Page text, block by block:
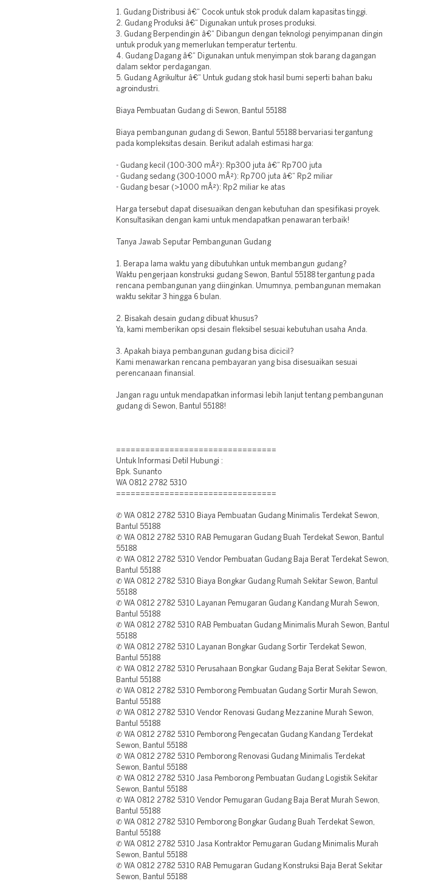
1. Gudang Distribusi â€“ Cocok untuk stok produk dalam kapasitas tinggi.
2. Gudang Produksi â€“ Digunakan untuk proses produksi.
3. Gudang Berpendingin â€“ Dibangun dengan teknologi penyimpanan dingin
untuk produk yang memerlukan temperatur tertentu.
4. Gudang Dagang â€“ Digunakan untuk menyimpan stok barang dagangan
dalam sektor perdagangan.
5. Gudang Agrikultur â€“ Untuk gudang stok hasil bumi seperti bahan baku
agroindustri.
Biaya Pembuatan Gudang di Sewon, Bantul 55188
Biaya pembangunan gudang di Sewon, Bantul 55188 bervariasi tergantung
pada kompleksitas desain. Berikut adalah estimasi harga:
- Gudang kecil (100-300 mÂ²): Rp300 juta â€“ Rp700 juta
- Gudang sedang (300-1000 mÂ²): Rp700 juta â€“ Rp2 miliar
- Gudang besar (>1000 mÂ²): Rp2 miliar ke atas
Harga tersebut dapat disesuaikan dengan kebutuhan dan spesifikasi proyek.
Konsultasikan dengan kami untuk mendapatkan penawaran terbaik!
Tanya Jawab Seputar Pembangunan Gudang
1. Berapa lama waktu yang dibutuhkan untuk membangun gudang?
Waktu pengerjaan konstruksi gudang Sewon, Bantul 55188 tergantung pada
rencana pembangunan yang diinginkan. Umumnya, pembangunan memakan
waktu sekitar 3 hingga 6 bulan.
2. Bisakah desain gudang dibuat khusus?
Ya, kami memberikan opsi desain fleksibel sesuai kebutuhan usaha Anda.
3. Apakah biaya pembangunan gudang bisa dicicil?
Kami menawarkan rencana pembayaran yang bisa disesuaikan sesuai
perencanaan finansial.
Jangan ragu untuk mendapatkan informasi lebih lanjut tentang pembangunan
gudang di Sewon, Bantul 55188!
=================================
Untuk Informasi Detil Hubungi :
Bpk. Sunanto
WA 0812 2782 5310
=================================
✆ WA 0812 2782 5310 Biaya Pembuatan Gudang Minimalis Terdekat Sewon,
Bantul 55188
✆ WA 0812 2782 5310 RAB Pemugaran Gudang Buah Terdekat Sewon, Bantul
55188
✆ WA 0812 2782 5310 Vendor Pembuatan Gudang Baja Berat Terdekat Sewon,
Bantul 55188
✆ WA 0812 2782 5310 Biaya Bongkar Gudang Rumah Sekitar Sewon, Bantul
55188
✆ WA 0812 2782 5310 Layanan Pemugaran Gudang Kandang Murah Sewon,
Bantul 55188
✆ WA 0812 2782 5310 RAB Pembuatan Gudang Minimalis Murah Sewon, Bantul
55188
✆ WA 0812 2782 5310 Layanan Bongkar Gudang Sortir Terdekat Sewon,
Bantul 55188
✆ WA 0812 2782 5310 Perusahaan Bongkar Gudang Baja Berat Sekitar Sewon,
Bantul 55188
✆ WA 0812 2782 5310 Pemborong Pembuatan Gudang Sortir Murah Sewon,
Bantul 55188
✆ WA 0812 2782 5310 Vendor Renovasi Gudang Mezzanine Murah Sewon,
Bantul 55188
✆ WA 0812 2782 5310 Pemborong Pengecatan Gudang Kandang Terdekat
Sewon, Bantul 55188
✆ WA 0812 2782 5310 Pemborong Renovasi Gudang Minimalis Terdekat
Sewon, Bantul 55188
✆ WA 0812 2782 5310 Jasa Pemborong Pembuatan Gudang Logistik Sekitar
Sewon, Bantul 55188
✆ WA 0812 2782 5310 Vendor Pemugaran Gudang Baja Berat Murah Sewon,
Bantul 55188
✆ WA 0812 2782 5310 Pemborong Bongkar Gudang Buah Terdekat Sewon,
Bantul 55188
✆ WA 0812 2782 5310 Jasa Kontraktor Pemugaran Gudang Minimalis Murah
Sewon, Bantul 55188
✆ WA 0812 2782 5310 RAB Pemugaran Gudang Konstruksi Baja Berat Sekitar
Sewon, Bantul 55188